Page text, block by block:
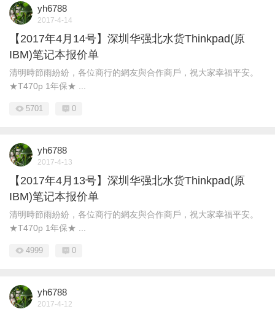
yh6788
2017-4-14
【2017年4月14号】深圳华强北水货Thinkpad(原
IBM)笔记本报价单
清明時節雨紛紛，各位商行的網友與合作商戶，祝大家幸福平安。
★T470p 1年保★ ...
5701 0
yh6788
2017-4-13
【2017年4月13号】深圳华强北水货Thinkpad(原
IBM)笔记本报价单
清明時節雨紛紛，各位商行的網友與合作商戶，祝大家幸福平安。
★T470p 1年保★ ...
4999 0
yh6788
2017-4-12